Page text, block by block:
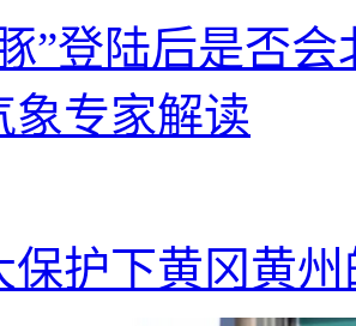
”登陆后是否
象专家解读
保护下黄冈黄